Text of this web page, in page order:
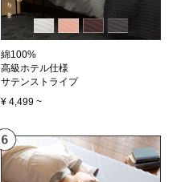
綿100%
高級ホテル仕様
サテンストライプ
¥ 4,499 ~